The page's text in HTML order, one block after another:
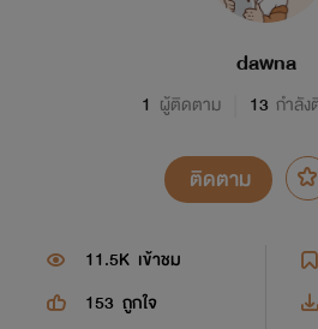
dawna
1 ผู้ติดตาม 13 กำลั
ติดตาม
11.5K เข้าชม
153 ถูกใจ